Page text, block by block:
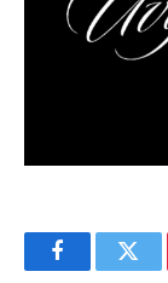
Facebook